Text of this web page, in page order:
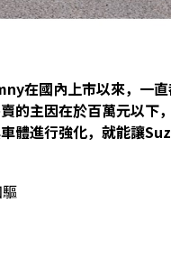
在國內上市以來，一
的主因在於百萬元以下
體進行強化，就能讓